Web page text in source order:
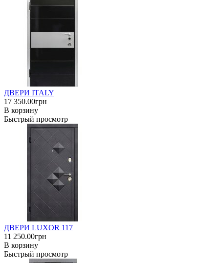
ДВЕРИ ITALY
17 350.00грн
В корзину
Быстрый просмотр
ДВЕРИ LUXOR 117
11 250.00грн
В корзину
Быстрый просмотр